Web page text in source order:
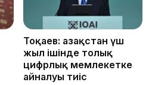
Тоқаев: Қазақстан үш
жыл ішінде толық
цифрлық мемлекетке
айналуы тиіс